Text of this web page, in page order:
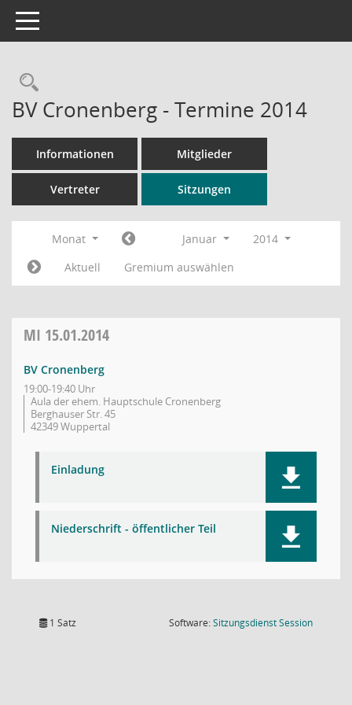
Toggle navigation
Rechercheauswahl
BV Cronenberg - Termine 2014
Informationen Mitglieder
Vertreter Sitzungen
Monat Januar
2014
Aktuell
Gremium auswählen
MI 15.01.2014
BV Cronenberg
19:00-19:40 Uhr
Aula der ehem. Hauptschule Cronenberg
Berghauser Str. 45
42349 Wuppertal
Einladung
Niederschrift - öffentlicher Teil
1 Satz Software:SitzungsdienstSession(Wird in